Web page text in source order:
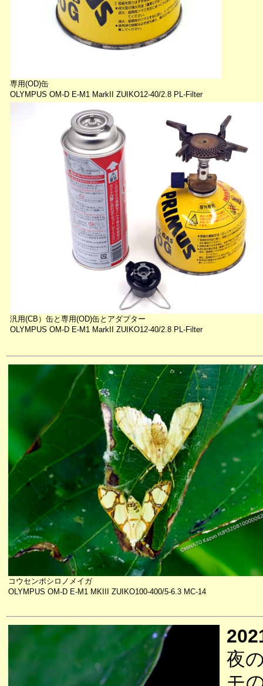
専用(OD)缶
OLYMPUS OM-D E-M1 MarkII ZUIKO12-40/2.8 PL-Filter
汎用(CB）缶と専用(OD)缶とアダプター
OLYMPUS OM-D E-M1 MarkII ZUIKO12-40/2.8 PL-Filter
コウセンポシロノメイガ
OLYMPUS OM-D E-M1 MKIII ZUIKO100-400/5-6.3 MC-14
夜